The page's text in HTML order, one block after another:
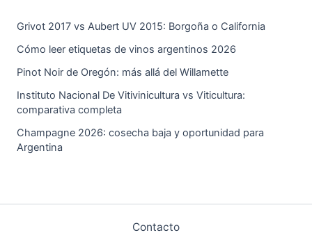
Grivot 2017 vs Aubert UV 2015: Borgoña o California
Cómo leer etiquetas de vinos argentinos 2026
Pinot Noir de Oregón: más allá del Willamette
Instituto Nacional De Vitivinicultura vs Viticultura:
comparativa completa
Champagne 2026: cosecha baja y oportunidad para
Argentina
Contacto